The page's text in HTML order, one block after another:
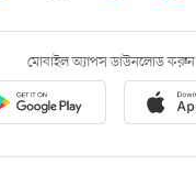
মোবাইল অ্যাপস ডাউনলোড করুন